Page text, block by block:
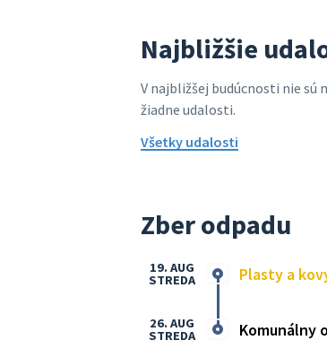
Najbližšie
V najbližšej budúcnosti nie sú
žiadne udalosti.
Všetky udalosti
Zber odpadu
Plasty a
19. AUG
STREDA
Komunálny
26. AUG
STREDA